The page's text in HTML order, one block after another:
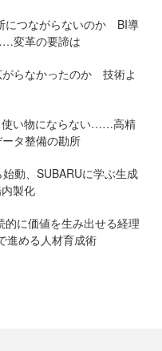
につながらないのか BI導
変革の要諦は
がらなかったのか 技術よ
使い物にならない……高精
タ整備の勘所
動、SUBARUに学ぶ生成
製化
的に価値を生み出せる経理
進める人材育成術